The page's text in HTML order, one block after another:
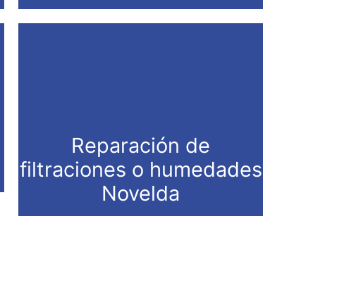
Reparación de
filtraciones o humedades
Novelda